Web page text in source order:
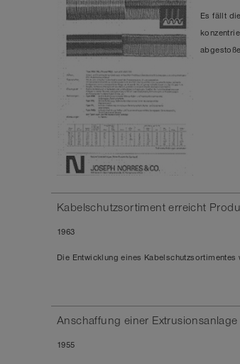
Es fällt
Kabelschutzsortiment erreicht
1963
Die Entwicklung eines
Anschaffung einer Extrusionsanlage
1955